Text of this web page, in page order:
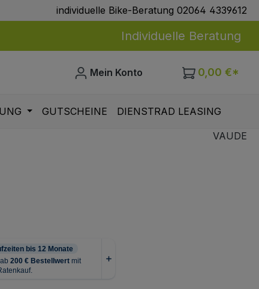
individuelle Bike-Beratung 02064 4339612
Individuelle Beratung
Mein Konto 0,00 €*
GUTSCHEINE DIENSTRAD LEASING
VAUDE